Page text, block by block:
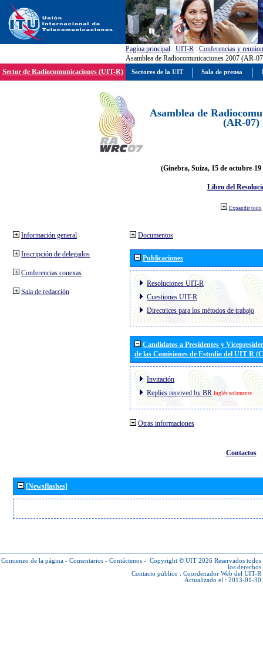
Pagína principal : UIT-R : Conferencias y
Asamblea de Radiocomunicaciones 2007 (AR-
Sector de Radiocomunicaciones (UIT-R)
Asamblea de
(AR-07)
(Ginebra, Suiza, 15 de octubre-19
Libro del
Expandir todo
Información general
Inscripción de delegados
Conferencias conexas
Sala de redacción
Documentos
Publicaciones
Resoluciones UIT-R
Cuestiones UIT-R
Directrices para los métodos de trabajo
Candidatos a Presidentes y
de las Comisiones de Estudio del UIT R
Invitación
Replies received by BR Inglés solamente
Otras informaciones
Contactos
[Newsflashes]
Comienzo de la página - Comentarios - Contáctenos - Copyright © UIT 2026 Reservados todos
los derechos
Contacto público : Coordenador Web del UIT-R
Actualizado el : 2013-01-30
Sectores de la UIT Sala de prensa